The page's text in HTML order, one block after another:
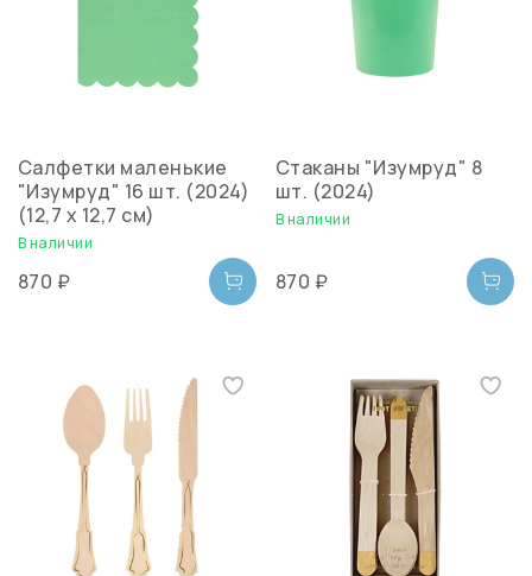
Салфетки маленькие
"Изумруд" 16 шт. (2024)
(12,7 х 12,7 см)
В наличии
870 ₽
Стаканы "Изумруд" 8
шт. (2024)
В наличии
870 ₽